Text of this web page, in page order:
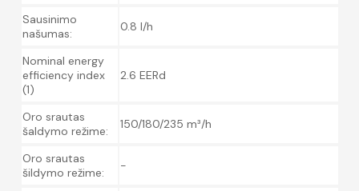
Sausinimo
našumas:
0.8 l/h
Nominal energy
efficiency index
(1)
2.6 EERd
Oro srautas
šaldymo režime:
150/180/235 m³/h
Oro srautas
šildymo režime:
-